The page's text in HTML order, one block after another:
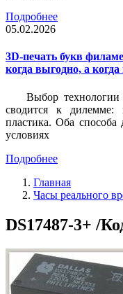
Подробнее
05.02.2026
3D-печать букв
когда выгодно, а когда
Выбор технологии
сводится к дилемме:
пластика. Оба способа
условиях
Подробнее
Главная
Часы реального
DS17487-3+ /